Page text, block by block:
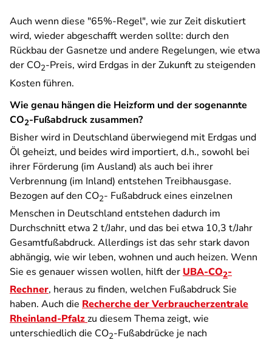
Auch wenn diese "65%-Regel", wie zur Zeit diskutiert
wird, wieder abgeschafft werden sollte: durch den
Rückbau der Gasnetze und andere Regelungen, wie etwa
der CO2-Preis, wird Erdgas in der Zukunft zu steigenden
Kosten führen.
Wie genau hängen die Heizform und der sogenannte
CO2-Fußabdruck zusammen?
Bisher wird in Deutschland überwiegend mit Erdgas und
Öl geheizt, und beides wird importiert, d.h., sowohl bei
ihrer Förderung (im Ausland) als auch bei ihrer
Verbrennung (im Inland) entstehen Treibhausgase.
Bezogen auf den CO2- Fußabdruck eines einzelnen
Menschen in Deutschland entstehen dadurch im
Durchschnitt etwa 2 t/Jahr, und das bei etwa 10,3 t/Jahr
Gesamtfußabdruck. Allerdings ist das sehr stark davon
abhängig, wie wir leben, wohnen und auch heizen. Wenn
Sie es genauer wissen wollen, hilft der UBA-CO2-
Rechner, heraus zu finden, welchen Fußabdruck Sie
haben. Auch die Recherche der Verbraucherzentrale
Rheinland-Pfalzzu diesem Thema zeigt, wie
unterschiedlich die CO2-Fußabdrücke je nach